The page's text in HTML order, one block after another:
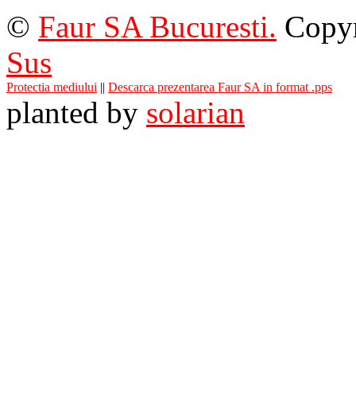
© Faur SA Bucuresti.
Sus
Protectia mediului || Descarca prezentarea Faur SA in format .pps
planted by solarian